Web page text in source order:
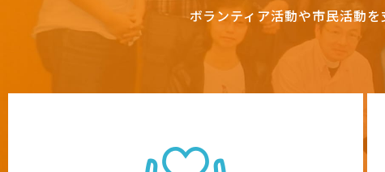
ボランティア活動や市民活動